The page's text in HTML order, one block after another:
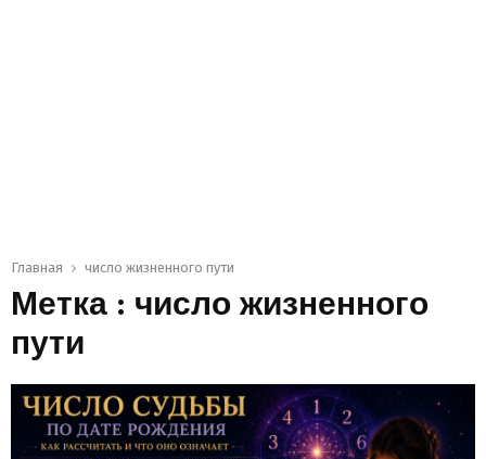
Главная число жизненного пути
Метка : число жизненного
пути